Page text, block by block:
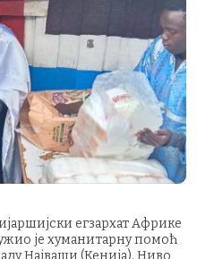
егзархат Африке
је хуманитарну помоћ
Најваши (Кенија). Ниво